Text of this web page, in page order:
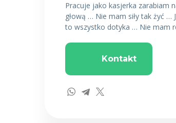
Pracuje jako kasjerka zarabiam
głową … Nie mam siły tak żyć …
to wszystko dotyka … Nie mam
Kontakt